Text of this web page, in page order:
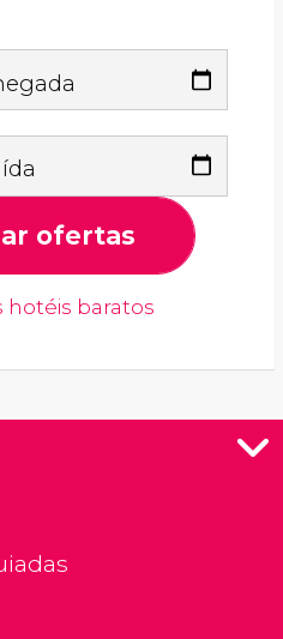
ofertas
hotéis baratos